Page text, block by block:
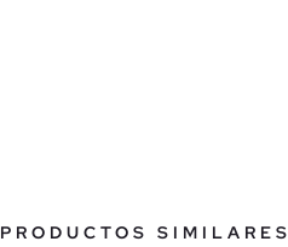
PRODUCTOS SIMILARES